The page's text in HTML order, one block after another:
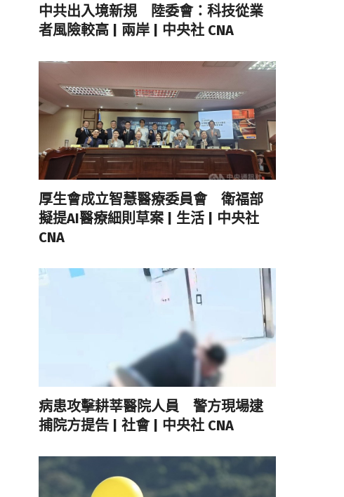
中共出入境新規 陸委會：科技從業
者風險較高 | 兩岸 | 中央社 CNA
厚生會成立智慧醫療委員會 衛福部
擬提AI醫療細則草案 | 生活 | 中央社
CNA
病患攻擊耕莘醫院人員 警方現場逮
捕院方提告 | 社會 | 中央社 CNA